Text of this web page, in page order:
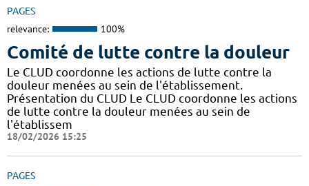
PAGES
relevance: 100%
Comité de lutte contre la douleur
Le CLUD coordonne les actions de lutte contre la
douleur menées au sein de l'établissement.
Présentation du CLUD Le CLUD coordonne les actions
de lutte contre la douleur menées au sein de
l'établissem
18/02/2026 15:25
PAGES